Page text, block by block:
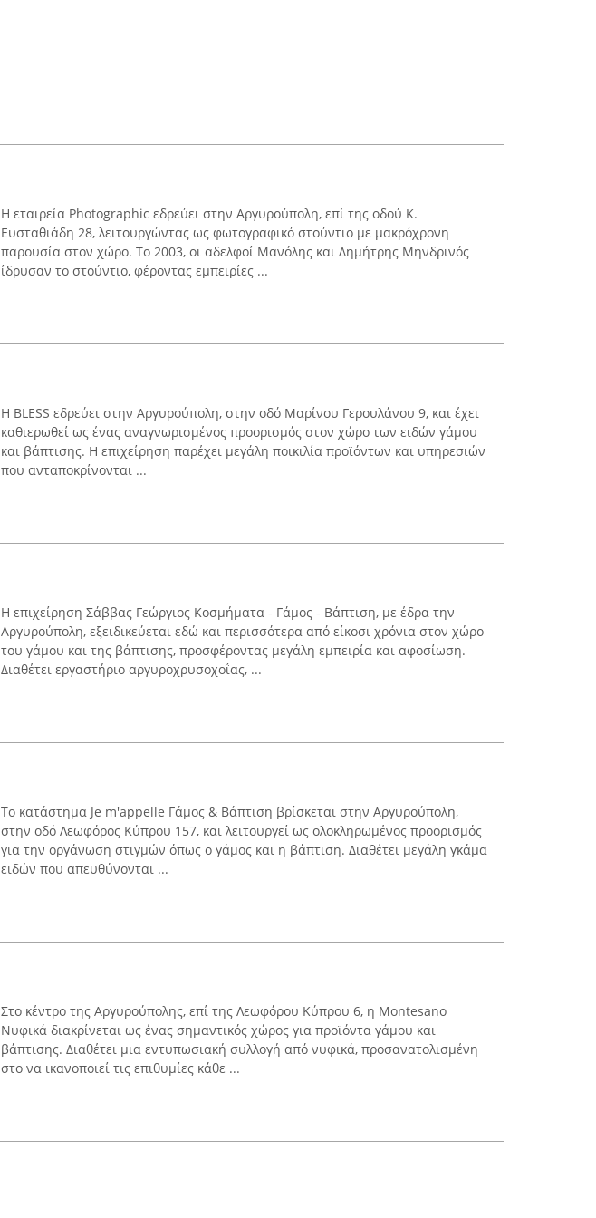
Η εταιρεία Photographic εδρεύει στην Αργυρούπολη, επί της οδού Κ.
Ευσταθιάδη 28, λειτουργώντας ως φωτογραφικό στούντιο με μακρόχρονη
παρουσία στον χώρο. Το 2003, οι αδελφοί Μανόλης και Δημήτρης Μηνδρινός
ίδρυσαν το στούντιο, φέροντας εμπειρίες ...
Η BLESS εδρεύει στην Αργυρούπολη, στην οδό Μαρίνου Γερουλάνου 9, και έχει
καθιερωθεί ως ένας αναγνωρισμένος προορισμός στον χώρο των ειδών γάμου
και βάπτισης. Η επιχείρηση παρέχει μεγάλη ποικιλία προϊόντων και υπηρεσιών
που ανταποκρίνονται ...
Η επιχείρηση Σάββας Γεώργιος Κοσμήματα - Γάμος - Βάπτιση, με έδρα την
Αργυρούπολη, εξειδικεύεται εδώ και περισσότερα από είκοσι χρόνια στον χώρο
του γάμου και της βάπτισης, προσφέροντας μεγάλη εμπειρία και αφοσίωση.
Διαθέτει εργαστήριο αργυροχρυσοχοΐας, ...
Το κατάστημα Je m'appelle Γάμος & Βάπτιση βρίσκεται στην Αργυρούπολη,
στην οδό Λεωφόρος Κύπρου 157, και λειτουργεί ως ολοκληρωμένος προορισμός
για την οργάνωση στιγμών όπως ο γάμος και η βάπτιση. Διαθέτει μεγάλη γκάμα
ειδών που απευθύνονται ...
Στο κέντρο της Αργυρούπολης, επί της Λεωφόρου Κύπρου 6, η Montesano
Νυφικά διακρίνεται ως ένας σημαντικός χώρος για προϊόντα γάμου και
βάπτισης. Διαθέτει μια εντυπωσιακή συλλογή από νυφικά, προσανατολισμένη
στο να ικανοποιεί τις επιθυμίες κάθε ...